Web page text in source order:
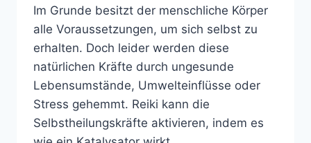
Im Grunde besitzt der menschliche Körper
alle Voraussetzungen, um sich selbst zu
erhalten. Doch leider werden diese
natürlichen Kräfte durch ungesunde
Lebensumstände, Umwelteinflüsse oder
Stress gehemmt. Reiki kann die
Selbstheilungskräfte aktivieren, indem es